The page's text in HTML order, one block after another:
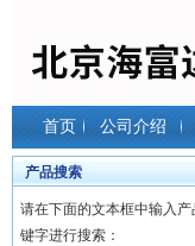
首页 公司介绍
产品搜索
请在下面的文本框中输入产
键字进行搜索：